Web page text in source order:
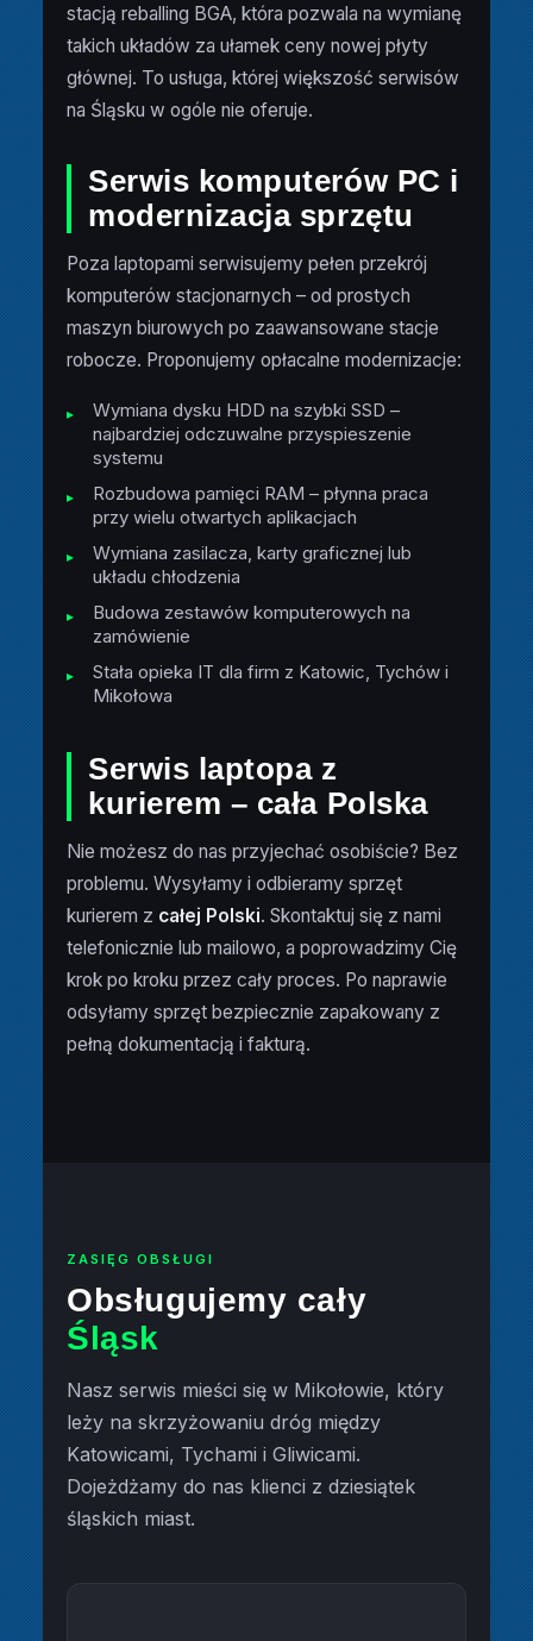
stacją reballing BGA, która pozwala na wymianę
takich układów za ułamek ceny nowej płyty
głównej. To usługa, której większość serwisów
na Śląsku w ogóle nie oferuje.
Serwis komputerów PC i
modernizacja sprzętu
Poza laptopami serwisujemy pełen przekrój
komputerów stacjonarnych – od prostych
maszyn biurowych po zaawansowane stacje
robocze. Proponujemy opłacalne modernizacje:
Wymiana dysku HDD na szybki SSD –
najbardziej odczuwalne przyspieszenie
systemu
Rozbudowa pamięci RAM – płynna praca
przy wielu otwartych aplikacjach
Wymiana zasilacza, karty graficznej lub
układu chłodzenia
Budowa zestawów komputerowych na
zamówienie
Stała opieka IT dla firm z Katowic, Tychów i
Mikołowa
Serwis laptopa z
kurierem – cała Polska
Nie możesz do nas przyjechać osobiście? Bez
problemu. Wysyłamy i odbieramy sprzęt
kurierem z całej Polski. Skontaktuj się z nami
telefonicznie lub mailowo, a poprowadzimy Cię
krok po kroku przez cały proces. Po naprawie
odsyłamy sprzęt bezpiecznie zapakowany z
pełną dokumentacją i fakturą.
ZASIĘG OBSŁUGI
Obsługujemy cały
Śląsk
Nasz serwis mieści się w Mikołowie, który
leży na skrzyżowaniu dróg między
Katowicami, Tychami i Gliwicami.
Dojeżdżamy do nas klienci z dziesiątek
śląskich miast.